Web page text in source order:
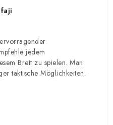
jedem
Brett zu spielen. Man
taktische Möglichkeiten.